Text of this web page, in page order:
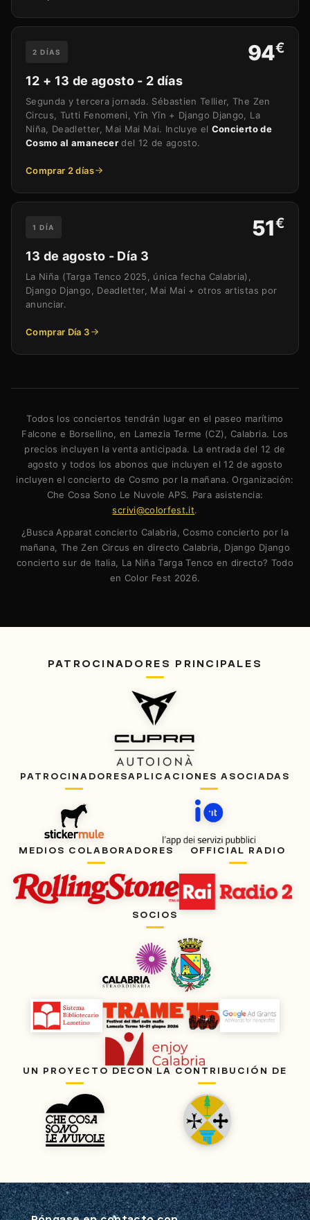
2 DÍAS 94€
12 + 13 de agosto - 2 días
Segunda y tercera jornada. Sébastien Tellier, The Zen
Circus, Tutti Fenomeni, Yīn Yīn + Django Django, La
Niña, Deadletter, Mai Mai Mai. Incluye el Concierto de
Cosmo al amanecerdel 12 de agosto.
Comprar 2 días
1 DÍA 51€
13 de agosto - Día 3
La Niña (Targa Tenco 2025, única fecha Calabria),
Django Django, Deadletter, Mai Mai + otros artistas por
anunciar.
Comprar Día 3
Todos los conciertos tendrán lugar en el paseo marítimo
Falcone e Borsellino, en Lamezia Terme (CZ), Calabria. Los
precios incluyen la venta anticipada. La entrada del 12 de
agosto y todos los abonos que incluyen el 12 de agosto
incluyen el concierto de Cosmo por la mañana. Organización:
Che Cosa Sono Le Nuvole APS. Para asistencia:
scrivi@colorfest.it.
¿Busca Apparat concierto Calabria, Cosmo concierto por la
mañana, The Zen Circus en directo Calabria, Django Django
concierto sur de Italia, La Niña Targa Tenco en directo? Todo
en Color Fest 2026.
PATROCINADORES PRINCIPALES
PATROCINADORESAPLICACIONES ASOCIADAS
MEDIOS COLABORADORES OFFICIAL RADIO
SOCIOS
UN PROYECTO DECON LA CONTRIBUCIÓN DE